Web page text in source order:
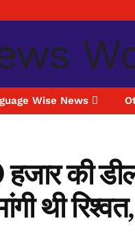
Wise News
की
थी